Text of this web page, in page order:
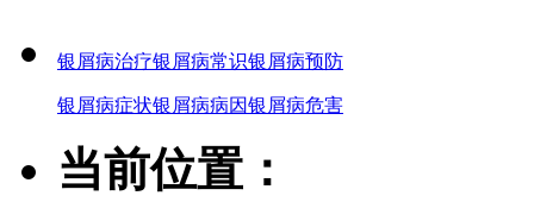
银屑病治疗银屑病常识银屑病预防
银屑病症状银屑病病因银屑病危害
当前位置：